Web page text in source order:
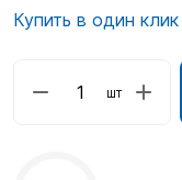
Купить в один клик
шт